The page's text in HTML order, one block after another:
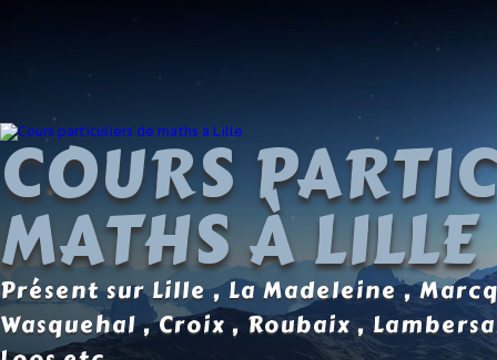
COURS
MATHS À LILLE
Présent sur Lille , La Madeleine ,
Wasquehal , Croix , Roubaix ,